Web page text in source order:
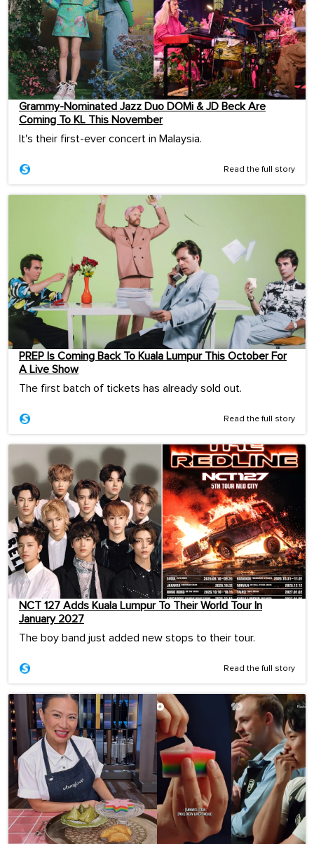
Grammy-Nominated Jazz Duo DOMi & JD Beck Are
Coming To KL This November
It's their first-ever concert in Malaysia.
Read the full story
PREP Is Coming Back To Kuala Lumpur This October For
A Live Show
The first batch of tickets has already sold out.
Read the full story
NCT 127 Adds Kuala Lumpur To Their World Tour In
January 2027
The boy band just added new stops to their tour.
Read the full story